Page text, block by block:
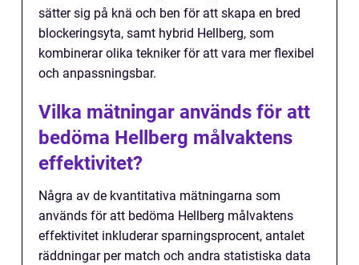
sätter sig på knä och ben för att skapa en bred
blockeringsyta, samt hybrid Hellberg, som
kombinerar olika tekniker för att vara mer flexibel
och anpassningsbar.
Vilka mätningar används för att
bedöma Hellberg målvaktens
effektivitet?
Några av de kvantitativa mätningarna som
används för att bedöma Hellberg målvaktens
effektivitet inkluderar sparningsprocent, antalet
räddningar per match och andra statistiska data